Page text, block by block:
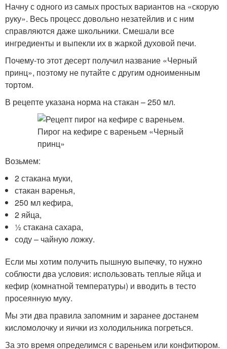
Начну с одного из самых простых вариантов на «скорую
руку». Весь процесс довольно незатейлив и с ним
справляются даже школьники. Смешали все
ингредиенты и выпекли их в жаркой духовой печи.
Почему-то этот десерт получил название «Черный
принц», поэтому не путайте с другим одноименным
тортом.
В рецепте указана норма на стакан – 250 мл.
Возьмем:
2 стакана муки,
стакан варенья,
250 мл кефира,
2 яйца,
½ стакана сахара,
соду – чайную ложку.
Если мы хотим получить пышную выпечку, то нужно
соблюсти два условия: использовать теплые яйца и
кефир (комнатной температуры) и вводить в тесто
просеянную муку.
Мы эти два правила запомним и заранее достанем
кисломолочку и яички из холодильника погреться.
За это время определимся с вареньем или конфитюром.